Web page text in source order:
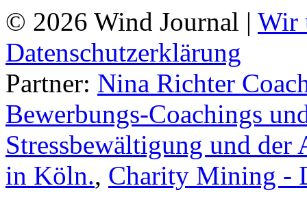
© 2026 Wind Journal | Wir
Datenschutzerklärung
Partner: Nina Richter
Bewerbungs-Coachings
Stressbewältigung und
in Köln., Charity Mining -